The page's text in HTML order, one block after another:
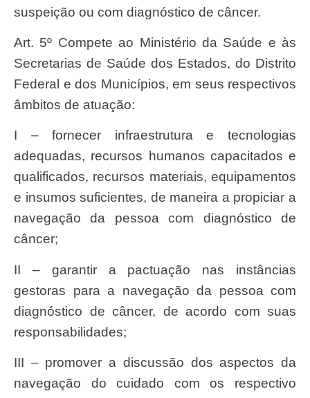
suspeição ou com diagnóstico de câncer.
Art. 5º Compete ao Ministério da Saúde e às
Secretarias de Saúde dos Estados, do Distrito
Federal e dos Municípios, em seus respectivos
âmbitos de atuação:
I – fornecer infraestrutura e tecnologias
adequadas, recursos humanos capacitados e
qualificados, recursos materiais, equipamentos
e insumos suficientes, de maneira a propiciar a
navegação da pessoa com diagnóstico de
câncer;
II – garantir a pactuação nas instâncias
gestoras para a navegação da pessoa com
diagnóstico de câncer, de acordo com suas
responsabilidades;
III – promover a discussão dos aspectos da
navegação do cuidado com os respectivo